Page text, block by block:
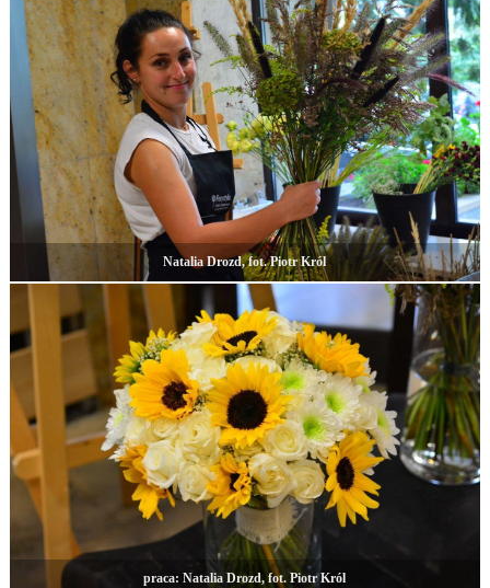
Natalia Drozd, fot. Piotr Król
praca: Natalia Drozd, fot. Piotr Król